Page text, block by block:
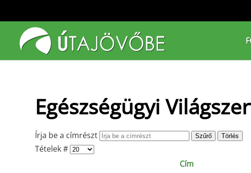
Fő tartalom átugrása
Egészségügyi
Írja be a címrészt Szűrő Törlés
Tételek #
Cím